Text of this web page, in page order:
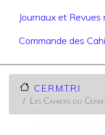
Journaux et Revues
Commande des
C.E.R.M.T.R.I
Les Cahiers du